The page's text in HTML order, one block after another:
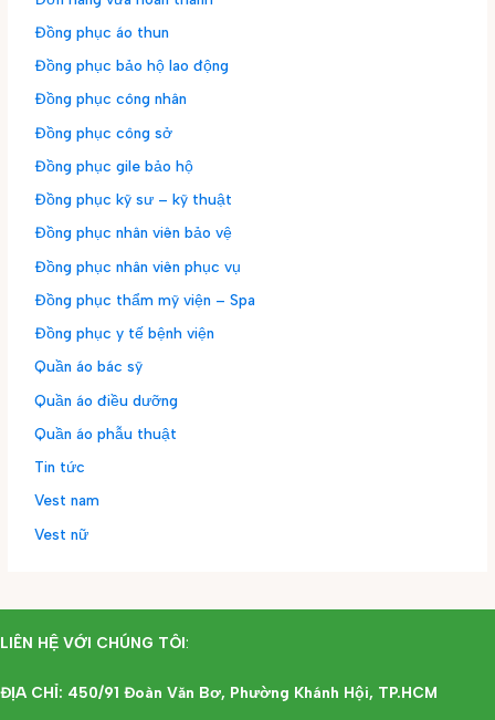
Đồng phục áo thun
Đồng phục bảo hộ lao động
Đồng phục công nhân
Đồng phục công sở
Đồng phục gile bảo hộ
Đồng phục kỹ sư – kỹ thuật
Đồng phục nhân viên bảo vệ
Đồng phục nhân viên phục vụ
Đồng phục thẩm mỹ viện – Spa
Đồng phục y tế bệnh viện
Quần áo bác sỹ
Quần áo điều dưỡng
Quần áo phẫu thuật
Tin tức
Vest nam
Vest nữ
LIÊN HỆ VỚI CHÚNG TÔI:
ĐỊA CHỈ: 450/91 Đoàn Văn Bơ, Phường Khánh Hội, TP.HCM